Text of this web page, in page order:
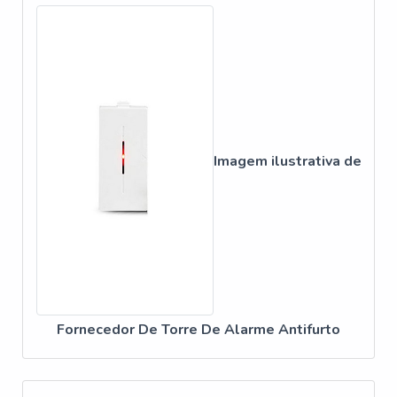
durabilidade do equipamento. Em ambientes
comerciais, essa tecnologia é indispensável para manter
a segurança durante a noite.
Os sensores para iluminação eficiente ajustam
áreas importantes estejam sempre bem iluminadas.
Imagem ilustrativa de
Fornecedor De Torre De Alarme Antifurto